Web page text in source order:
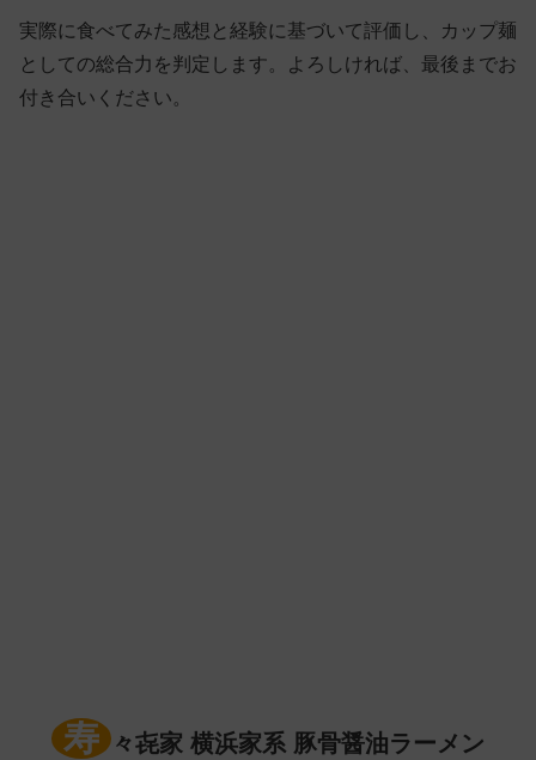
実際に食べてみた感想と経験に基づいて評価し、カップ麺
としての総合力を判定します。よろしければ、最後までお
付き合いください。
寿
々㐂家 横浜家系 豚骨醤油ラーメン